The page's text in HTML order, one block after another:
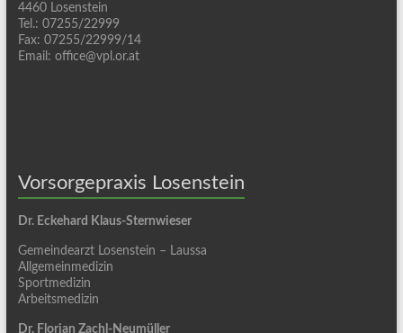
4460 Losenstein
Tel.: 07255/22999
Fax: 07255/22999/14
Email: office@vpl.or.at
Vorsorgepraxis Losenstein
Dr. Eckehard Klaus-Sternwieser
Gemeindearzt Losenstein – Laussa
Allgemeinmedizin
Sportmedizin
Arbeitsmedizin
Dr. Florian Zachl-Neumüller